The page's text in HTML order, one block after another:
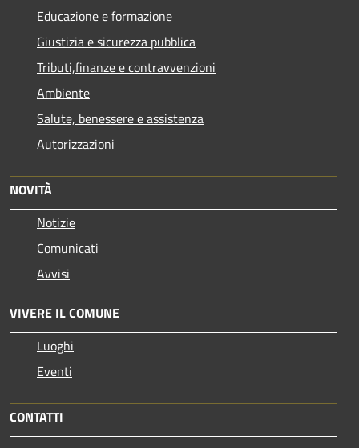
Educazione e formazione
Giustizia e sicurezza pubblica
Tributi,finanze e contravvenzioni
Ambiente
Salute, benessere e assistenza
Autorizzazioni
NOVITÀ
Notizie
Comunicati
Avvisi
VIVERE IL COMUNE
Luoghi
Eventi
CONTATTI